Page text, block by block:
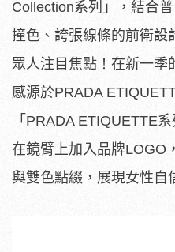
Collection系列」，結合
撞色、誇張線條的前衛設
眾人注目焦點！在新一季
感源於PRADA
「PRADA ETIQUETTE
在鏡臂上加入品牌LOGO
與雙色點綴， 展現女性自